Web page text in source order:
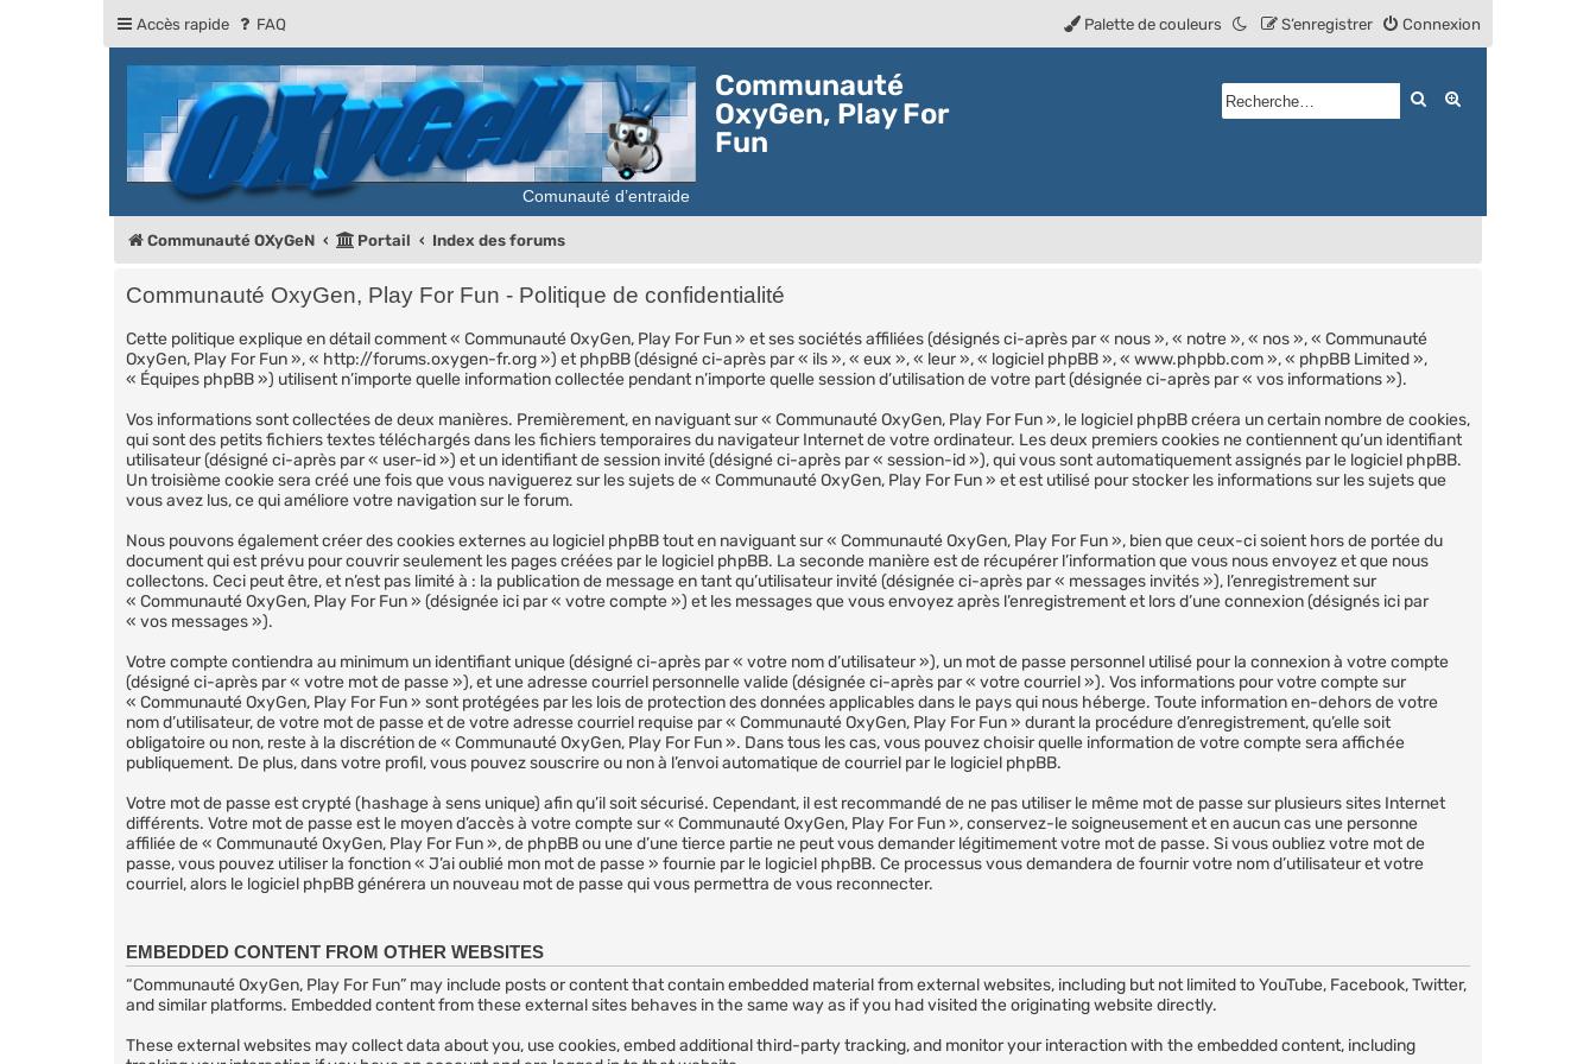
Accès rapide FAQ Connexion
S’enregistrer
Palette de couleurs
Communauté
OxyGen, Play For
Fun
Rechercher
Communauté OXyGeN Portail Index des forums
Communauté OxyGen, Play For Fun - Politique de confidentialité
Cette politique explique en détail comment « Communauté OxyGen, Play For Fun » et ses sociétés affiliées (désignés ci-après par « nous », « notre », « nos », « Communauté
OxyGen, Play For Fun », « http://forums.oxygen-fr.org ») et phpBB (désigné ci-après par « ils », « eux », « leur », « logiciel phpBB », « www.phpbb.com », « phpBB Limited »,
« Équipes phpBB ») utilisent n’importe quelle information collectée pendant n’importe quelle session d’utilisation de votre part (désignée ci-après par « vos informations »).
Vos informations sont collectées de deux manières. Premièrement, en naviguant sur « Communauté OxyGen, Play For Fun », le logiciel phpBB créera un certain nombre de cookies,
qui sont des petits fichiers textes téléchargés dans les fichiers temporaires du navigateur Internet de votre ordinateur. Les deux premiers cookies ne contiennent qu’un identifiant
utilisateur (désigné ci-après par « user-id ») et un identifiant de session invité (désigné ci-après par « session-id »), qui vous sont automatiquement assignés par le logiciel phpBB.
Un troisième cookie sera créé une fois que vous naviguerez sur les sujets de « Communauté OxyGen, Play For Fun » et est utilisé pour stocker les informations sur les sujets que
vous avez lus, ce qui améliore votre navigation sur le forum.
Nous pouvons également créer des cookies externes au logiciel phpBB tout en naviguant sur « Communauté OxyGen, Play For Fun », bien que ceux-ci soient hors de portée du
document qui est prévu pour couvrir seulement les pages créées par le logiciel phpBB. La seconde manière est de récupérer l’information que vous nous envoyez et que nous
collectons. Ceci peut être, et n’est pas limité à : la publication de message en tant qu’utilisateur invité (désignée ci-après par « messages invités »), l’enregistrement sur
« Communauté OxyGen, Play For Fun » (désignée ici par « votre compte ») et les messages que vous envoyez après l’enregistrement et lors d’une connexion (désignés ici par
« vos messages »).
Votre compte contiendra au minimum un identifiant unique (désigné ci-après par « votre nom d’utilisateur »), un mot de passe personnel utilisé pour la connexion à votre compte
(désigné ci-après par « votre mot de passe »), et une adresse courriel personnelle valide (désignée ci-après par « votre courriel »). Vos informations pour votre compte sur
« Communauté OxyGen, Play For Fun » sont protégées par les lois de protection des données applicables dans le pays qui nous héberge. Toute information en-dehors de votre
nom d’utilisateur, de votre mot de passe et de votre adresse courriel requise par « Communauté OxyGen, Play For Fun » durant la procédure d’enregistrement, qu’elle soit
obligatoire ou non, reste à la discrétion de « Communauté OxyGen, Play For Fun ». Dans tous les cas, vous pouvez choisir quelle information de votre compte sera affichée
publiquement. De plus, dans votre profil, vous pouvez souscrire ou non à l’envoi automatique de courriel par le logiciel phpBB.
Votre mot de passe est crypté (hashage à sens unique) afin qu’il soit sécurisé. Cependant, il est recommandé de ne pas utiliser le même mot de passe sur plusieurs sites Internet
différents. Votre mot de passe est le moyen d’accès à votre compte sur « Communauté OxyGen, Play For Fun », conservez-le soigneusement et en aucun cas une personne
affiliée de « Communauté OxyGen, Play For Fun », de phpBB ou une d’une tierce partie ne peut vous demander légitimement votre mot de passe. Si vous oubliez votre mot de
passe, vous pouvez utiliser la fonction « J’ai oublié mon mot de passe » fournie par le logiciel phpBB. Ce processus vous demandera de fournir votre nom d’utilisateur et votre
courriel, alors le logiciel phpBB générera un nouveau mot de passe qui vous permettra de vous reconnecter.
EMBEDDED CONTENT FROM OTHER WEBSITES
“Communauté OxyGen, Play For Fun” may include posts or content that contain embedded material from external websites, including but not limited to YouTube, Facebook, Twitter,
and similar platforms. Embedded content from these external sites behaves in the same way as if you had visited the originating website directly.
These external websites may collect data about you, use cookies, embed additional third-party tracking, and monitor your interaction with the embedded content, including